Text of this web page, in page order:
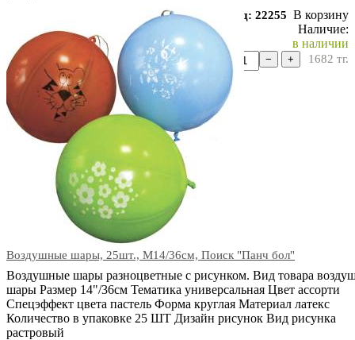
Код: 22255 В корзину
Наличие:
в наличии
1682 тг.
− +
Воздушные шары, 25шт., М14/36см, Поиск "Панч бол"
Воздушные шары разноцветные с рисунком. Вид товара
шары Размер 14"/36см Тематика универсальная Цвет ассорти
Спецэффект цвета пастель Форма круглая Материал латекс
Количество в упаковке 25 ШТ Дизайн рисунок Вид рисунка
растровый